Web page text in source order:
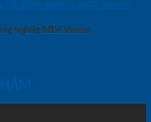
Nghiệp MDF Veneer